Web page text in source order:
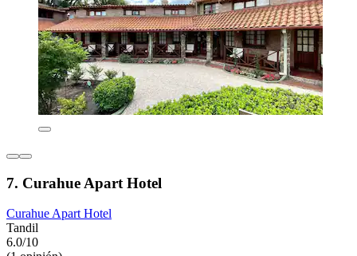
7. Curahue Apart Hotel
Curahue Apart Hotel
Tandil
6.0/10